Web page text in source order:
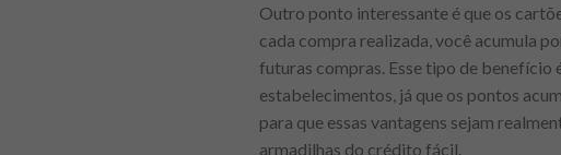
Outro ponto interessante é que os
cada compra realizada, você acumula
futuras compras. Esse tipo de benefício
estabelecimentos, já que os pontos
para que essas vantagens sejam
armadilhas do crédito fácil.